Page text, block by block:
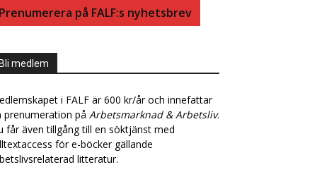
Prenumerera på FALF:s nyhetsbrev
Bli medlem
i FALF är 600 kr/år och innefattar
prenumeration på Arbetsmarknad & Arbetsliv.
får även tillgång till en söktjänst med
för e-böcker gällande
litteratur.